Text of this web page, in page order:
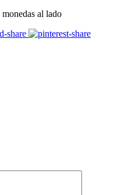
al lado